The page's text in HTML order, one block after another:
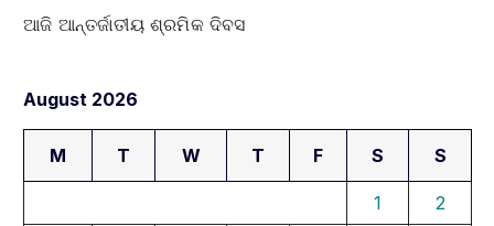
ଆଜି ଆନ୍ତର୍ଜାତୀୟ ଶ୍ରମିକ ଦିବସ
August 2026
M T W T F S S
1
2